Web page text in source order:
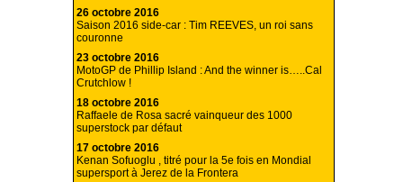
26 octobre 2016
Saison 2016 side-car : Tim REEVES, un roi sans
couronne
23 octobre 2016
MotoGP de Phillip Island : And the winner is…..Cal
Crutchlow !
18 octobre 2016
Raffaele de Rosa sacré vainqueur des 1000
superstock par défaut
17 octobre 2016
Kenan Sofuoglu , titré pour la 5e fois en Mondial
supersport à Jerez de la Frontera